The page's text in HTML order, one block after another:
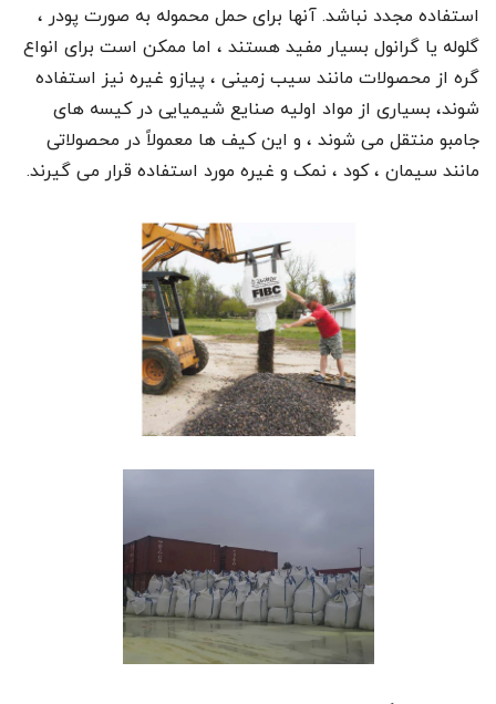
استفاده مجدد نباشد. آنها برای حمل محموله به صورت پودر ،
گلوله یا گرانول بسیار مفید هستند ، اما ممکن است برای انواع
گره از محصولات مانند سیب زمینی ، پیازو غیره نیز استفاده
شوند، بسیاری از مواد اولیه صنایع شیمیایی در کیسه های
جامبو منتقل می شوند ، و این کیف ها معمولاً در محصولاتی
مانند سیمان ، کود ، نمک و غیره مورد استفاده قرار می گیرند.